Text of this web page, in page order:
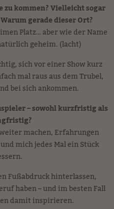
zu kommen? Vielleicht sogar
gerade dieser Ort?
Platz… aber wie der Name
geheim. (lacht)
sich vor einer Show kurz
mal raus aus dem Trubel,
bei sich ankommen.
– sowohl kurzfristig als
machen, Erfahrungen
mich jedes Mal ein Stück
Fußabdruck hinterlassen,
haben – und im besten Fall
damit inspirieren.